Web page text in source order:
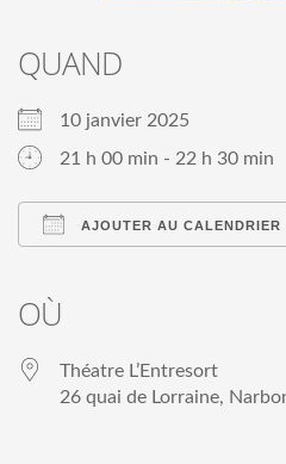
QUAND
10 janvier 2025
21 h 00 min - 22 h 30 min
AJOUTER AU CALENDRIER
OÙ
Théatre L’Entresort
26 quai de Lorraine,